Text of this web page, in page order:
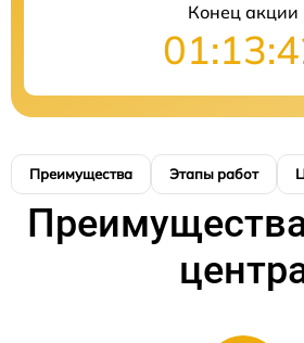
Конец акции
Преимущества Этапы работ